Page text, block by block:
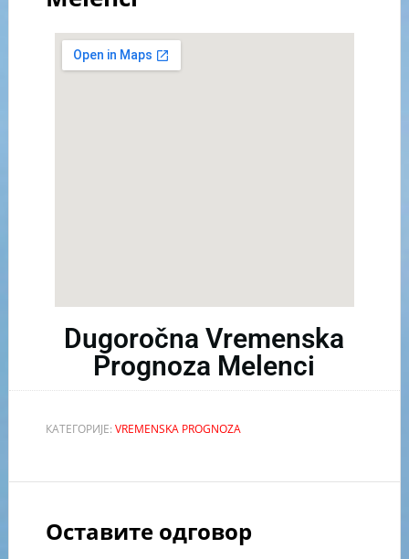
Dugoročna Vremenska
Prognoza Melenci
КАТЕГОРИЈЕ: VREMENSKA PROGNOZA
Оставите одговор